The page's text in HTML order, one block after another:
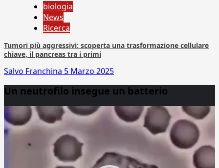
biologia
News
Ricerca
Tumori più aggressivi: scoperta una trasformazione cellulare
chiave, il pancreas tra i primi
Salvo Franchina 5 Marzo 2025
Un neutrofilo insegue un batterio
Player